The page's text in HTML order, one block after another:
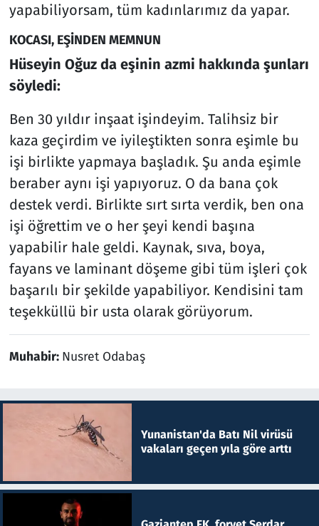
yapabiliyorsam, tüm kadınlarımız da yapar.
KOCASI, EŞİNDEN MEMNUN
Hüseyin Oğuz da eşinin azmi hakkında şunları
söyledi:
Ben 30 yıldır inşaat işindeyim. Talihsiz bir
kaza geçirdim ve iyileştikten sonra eşimle bu
işi birlikte yapmaya başladık. Şu anda eşimle
beraber aynı işi yapıyoruz. O da bana çok
destek verdi. Birlikte sırt sırta verdik, ben ona
işi öğrettim ve o her şeyi kendi başına
yapabilir hale geldi. Kaynak, sıva, boya,
fayans ve laminant döşeme gibi tüm işleri çok
başarılı bir şekilde yapabiliyor. Kendisini tam
teşekküllü bir usta olarak görüyorum.
Muhabir: Nusret Odabaş
Yunanistan'da Batı Nil virüsü
vakaları geçen yıla göre arttı